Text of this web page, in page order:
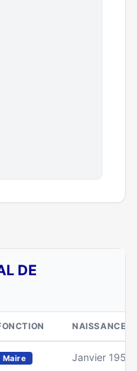
DE
NAISSANCE
Maire Janvier 1956